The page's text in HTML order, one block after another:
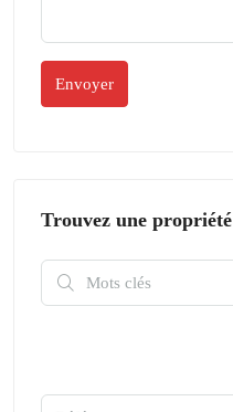
Trouvez une propriété